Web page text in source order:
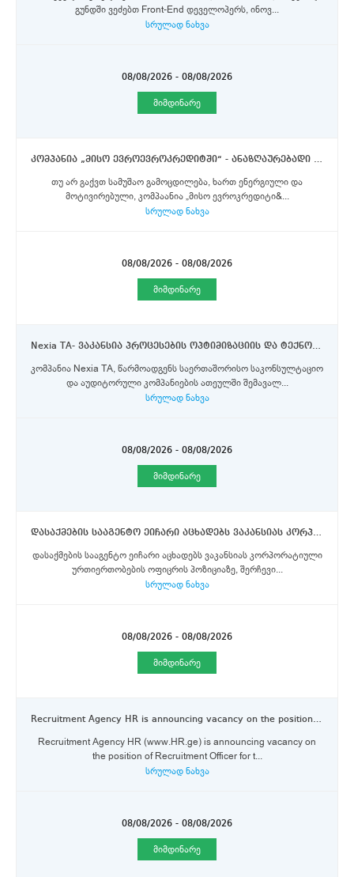
გუნდში ვეძებთ Front-End დეველოპერს, ინოვ...
სრულად ნახვა
08/08/2026 - 08/08/2026
მიმდინარე
კომპანია „მისო ევროევროკრედიტში“ - ანაზღაურებადი სტაჟირება იურისტის პოზიციაზე
თუ არ გაქვთ სამუშაო გამოცდილება, ხართ ენერგიული და
მოტივირებული, კომპაანია „მისო ევროკრედიტი&...
სრულად ნახვა
08/08/2026 - 08/08/2026
მიმდინარე
Nexia TA- ვაკანსია პროცესების ოპტიმიზაციის და ტექნოლოგიების დეპარტამენტში სტაჟიორის პოზიციაზე.
კომპანია Nexia TA, წარმოადგენს საერთაშორისო საკონსულტაციო
და აუდიტორული კომპანიების ათეულში შემავალ...
სრულად ნახვა
08/08/2026 - 08/08/2026
მიმდინარე
დასაქმების სააგენტო ეიჩარი აცხადებს ვაკანსიას კორპორატიული ურთიერთობების ოფიცრის პოზიციაზე, შერჩევის განყოფილებაში.
დასაქმების სააგენტო ეიჩარი აცხადებს ვაკანსიას კორპორატიული
ურთიერთობების ოფიცრის პოზიციაზე, შერჩევი...
სრულად ნახვა
08/08/2026 - 08/08/2026
მიმდინარე
Recruitment Agency HR is announcing vacancy on the position of Recruitment Officer for the full-time job.
Recruitment Agency HR (www.HR.ge) is announcing vacancy on
the position of Recruitment Officer for t...
სრულად ნახვა
08/08/2026 - 08/08/2026
მიმდინარე